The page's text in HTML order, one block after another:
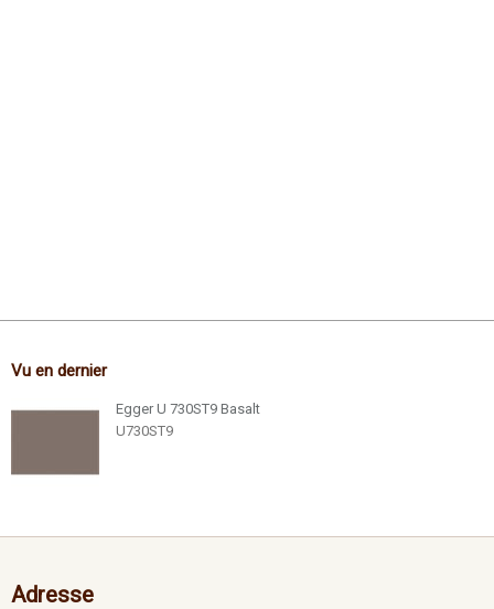
Vu en dernier
Egger U 730ST9 Basalt
U730ST9
Adresse